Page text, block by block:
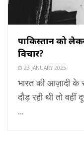
पाकिस्तान को
विचार?
23 JANUARY 2025
भारत की आज़ादी
दौड़ रही थी तो वहीं
...